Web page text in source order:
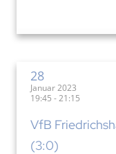
28
Januar 2023
19:45 - 21:15
VfB
(3:0)